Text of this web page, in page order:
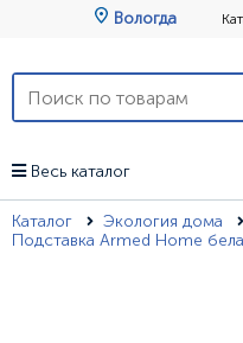
Вологда
Весь каталог
Каталог Экология дома
Подставка Armed Home